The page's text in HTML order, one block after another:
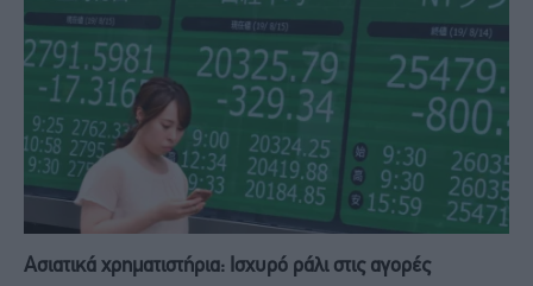
Ασιατικά χρηματιστήρια: Ισχυρό ράλι στις αγορές